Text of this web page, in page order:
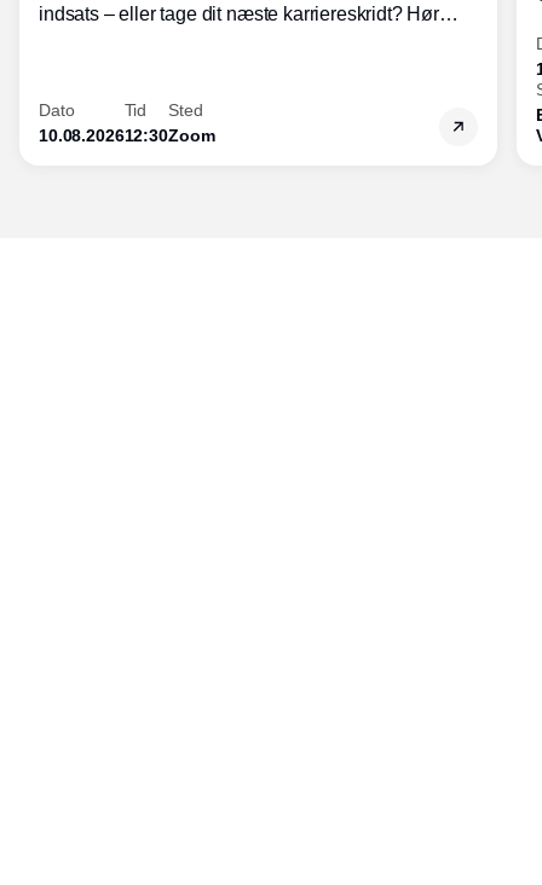
indsats – eller tage dit næste karriereskridt? Hør
inden for bæredygtig forretningsudvikling - så du
skaber værdi for både samfund og bundlinje.
Dato
10.08.2026
Tid
12:30
Sted
Zoom